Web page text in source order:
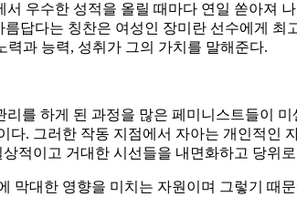
우수한 성적을 올릴 때마다 연일 쏟아져
름답다는 칭찬은 여성인 장미란 선수에게
력과 능력, 성취가 그의 가치를 말해준다.
를 하게 된 과정을 많은 페미니스트들이
다. 그러한 작동 지점에서 자아는 개인적인
적이고 거대한 시선들을 내면화하고 당위
막대한 영향을 미치는 자원이며 그렇기 때